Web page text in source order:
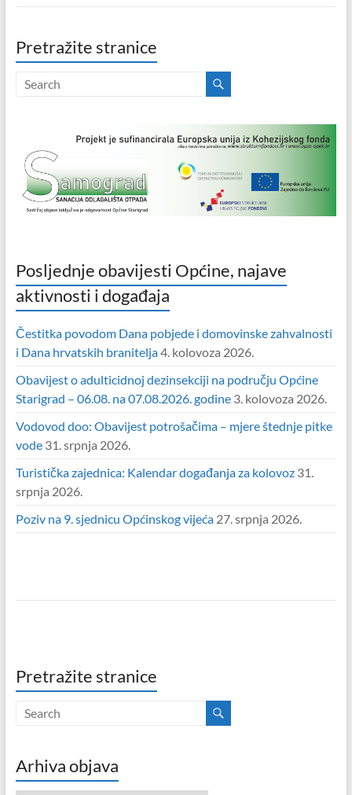
Pretražite stranice
Posljednje obavijesti Općine, najave
aktivnosti i događaja
Čestitka povodom Dana pobjede i domovinske zahvalnosti
i Dana hrvatskih branitelja4. kolovoza 2026.
Obavijest o adulticidnoj dezinsekciji na području Općine
Starigrad – 06.08. na 07.08.2026. godine 3. kolovoza 2026.
Vodovod doo: Obavijest potrošačima – mjere štednje pitke
vode 31. srpnja 2026.
Turistička zajednica: Kalendar događanja za kolovoz 31.
srpnja 2026.
Poziv na 9. sjednicu Općinskog vijeća 27. srpnja 2026.
Pretražite stranice
Arhiva objava